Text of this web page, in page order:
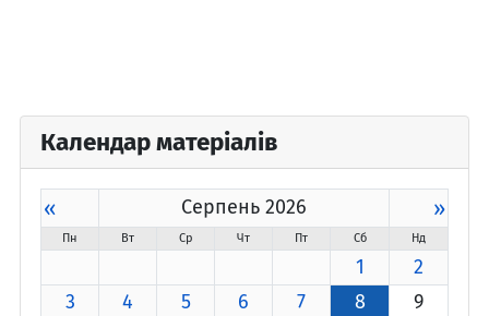
Календар матеріалів
« Серпень 2026 »
Пн Вт Ср Чт Пт Сб Нд
1
2
3
4 5 6 7 8
9